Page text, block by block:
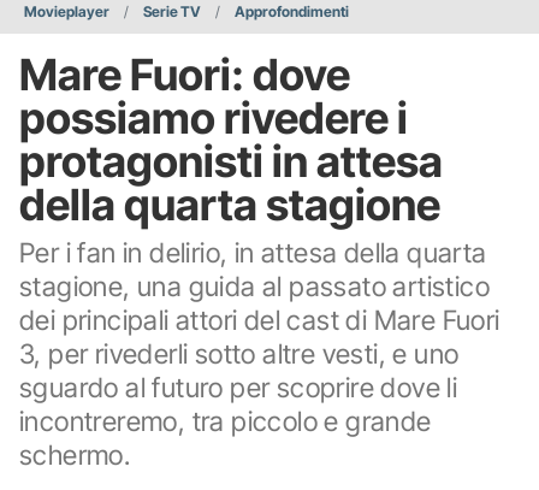
Movieplayer Serie TV Approfondimenti
Mare Fuori: dove
possiamo rivedere i
protagonisti in attesa
della quarta stagione
Per i fan in delirio, in attesa della quarta
stagione, una guida al passato artistico
dei principali attori del cast di Mare Fuori
3, per rivederli sotto altre vesti, e uno
sguardo al futuro per scoprire dove li
incontreremo, tra piccolo e grande
schermo.